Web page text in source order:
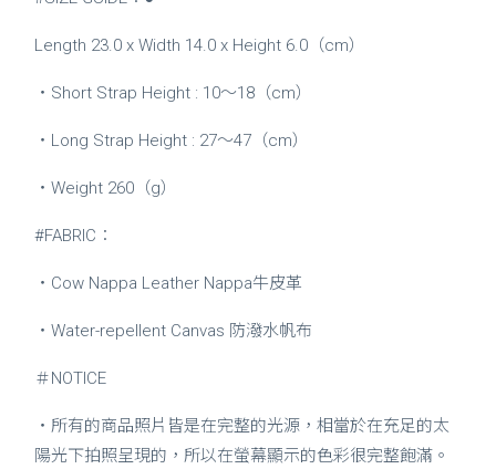
Length 23.0 x Width 14.0 x Height 6.0（cm）
・Short Strap Height : 10～18（cm）
・Long Strap Height : 27～47（cm）
・Weight 260（g）
#FABRIC：
・Cow Nappa Leather Nappa牛皮革
・Water-repellent Canvas 防潑水帆布
＃NOTICE
・所有的商品照片皆是在完整的光源，相當於在充足的太
陽光下拍照呈現的，所以在螢幕顯示的色彩很完整飽滿。